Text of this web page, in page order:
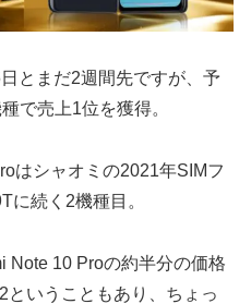
とまだ2週間先ですが、予
で売上1位を獲得。
はシャオミの2021年SIMフ
に続く2機種目。
Note 10 Proの約半分の価格
いうこともあり、ちょっ